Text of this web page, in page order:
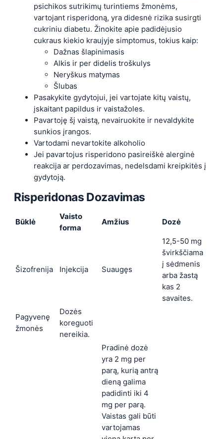
psichikos sutrikimų turintiems žmonėms,
vartojant risperidoną, yra didesnė rizika susirgti
cukriniu diabetu. Žinokite apie padidėjusio
cukraus kiekio kraujyje simptomus, tokius kaip:
Dažnas šlapinimasis
Alkis ir per didelis troškulys
Neryškus matymas
Šlubas
Pasakykite gydytojui, jei vartojate kitų vaistų,
įskaitant papildus ir vaistažoles.
Pavartoję šį vaistą, nevairuokite ir nevaldykite
sunkios įrangos.
Vartodami nevartokite alkoholio
Jei pavartojus risperidono pasireiškė alerginė
reakcija ar perdozavimas, nedelsdami kreipkitės į
gydytoją.
Risperidonas Dozavimas
Būklė
Vaisto
forma
Amžius Dozė
Šizofrenija Injekcija Suaugęs
12,5-50 mg
švirkščiama
į sėdmenis
arba žastą
kas 2
savaites.
Pagyvenę
žmonės
Dozės
koreguoti
nereikia.
Pradinė dozė
yra 2 mg per
parą, kurią antrą
dieną galima
padidinti iki 4
mg per parą.
Vaistas gali būti
vartojamas